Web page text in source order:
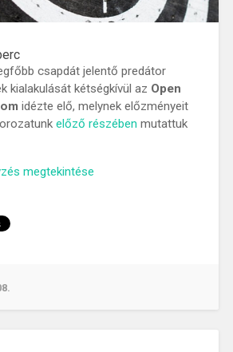
csapdát jelentő predátor
kialakulását kétségkívül az Open
idézte elő, melynek előzményeit
előző részében mutattuk
megtekintése